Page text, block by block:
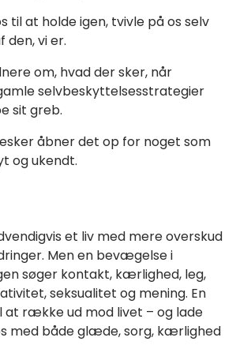
til at holde igen, tvivle på os selv
den, vi er.
om, hvad der sker, når
selvbeskyttelsesstrategier
sit greb.
åbner det op for noget som
og ukendt.
et liv med mere overskud
Men en bevægelse i
søger kontakt, kærlighed, leg,
seksualitet og mening. En
at række ud mod livet – og lade
med både glæde, sorg, kærlighed